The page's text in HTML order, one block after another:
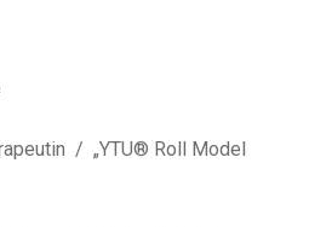
/ „YTU® Roll Model